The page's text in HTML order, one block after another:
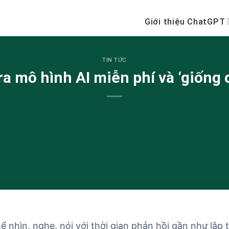
Giới thiệu ChatGPT
TIN TỨC
mô hình AI miễn phí và ‘giống
nhìn, nghe, nói với thời gian phản hồi gần như lập